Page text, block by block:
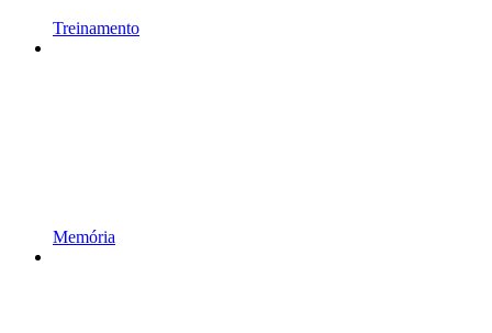
Treinamento
Memória